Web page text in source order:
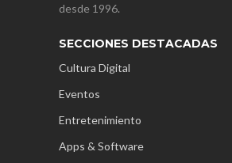
desde 1996.
SECCIONES DESTACADAS
Cultura Digital
Eventos
Entretenimiento
Apps & Software